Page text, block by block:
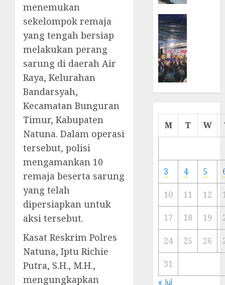
menemukan
sekelompok remaja
yang tengah bersiap
melakukan perang
sarung di daerah Air
Raya, Kelurahan
Bandarsyah,
Kecamatan Bunguran
Timur, Kabupaten
Natuna. Dalam operasi
tersebut, polisi
mengamankan 10
remaja beserta sarung
yang telah
dipersiapkan untuk
aksi tersebut.
Kasat Reskrim Polres
Natuna, Iptu Richie
Putra, S.H., M.H.,
mengungkapkan
Cermin
Ibu
Kota
23/11/
M T W
3 4 5
10 11 12
17 18 19
24 25 26
31
« Jul